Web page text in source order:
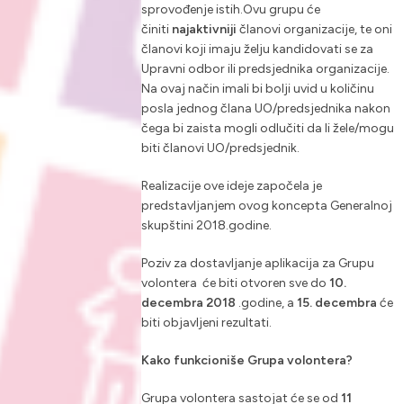
sprovođenje istih.Ovu grupu će
činiti najaktivniji članovi organizacije, te oni
članovi koji imaju želju kandidovati se za
Upravni odbor ili predsjednika organizacije.
Na ovaj način imali bi bolji uvid u količinu
posla jednog člana UO/predsjednika nakon
čega bi zaista mogli odlučiti da li žele/mogu
biti članovi UO/predsjednik.
Realizacije ove ideje započela je
predstavljanjem ovog koncepta Generalnoj
skupštini 2018.godine.
Poziv za dostavljanje aplikacija za Grupu
volontera će biti otvoren sve do10.
decembra 2018 .godine, a15. decembra će
biti objavljeni rezultati.
Kako funkcioniše Grupa volontera?
Grupa volontera sastojat će se od11